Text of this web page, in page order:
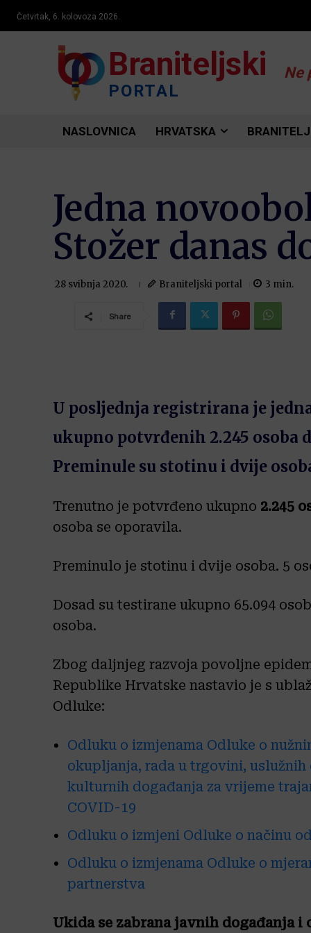
Četvrtak, 6. kolovoza 2026.
Braniteljski
PORTAL
Ne
NASLOVNICA HRVATSKA
Jedna
Stožer danas
28 svibnja 2020. Braniteljski portal 3 min.
Share
U posljednja registrirana je
ukupno potvrđenih 2.245 osoba
Preminule su stotinu i dvije
Trenutno je potvrđeno ukupno 2.245 o
osoba se oporavila.
Preminulo je stotinu i dvije osoba. 5
Dosad su testirane ukupno 65.094
osoba.
Zbog daljnjeg razvoja povoljne
Republike Hrvatske nastavio je s
Odluke:
Odluku o izmjenama Odluke o
okupljanja, rada u trgovini,
kulturnih događanja za vrijeme
COVID-19
Odluku o izmjeni Odluke o načinu
Odluku o izmjenama Odluke o
partnerstva
Ukida se zabrana javnih događanja i